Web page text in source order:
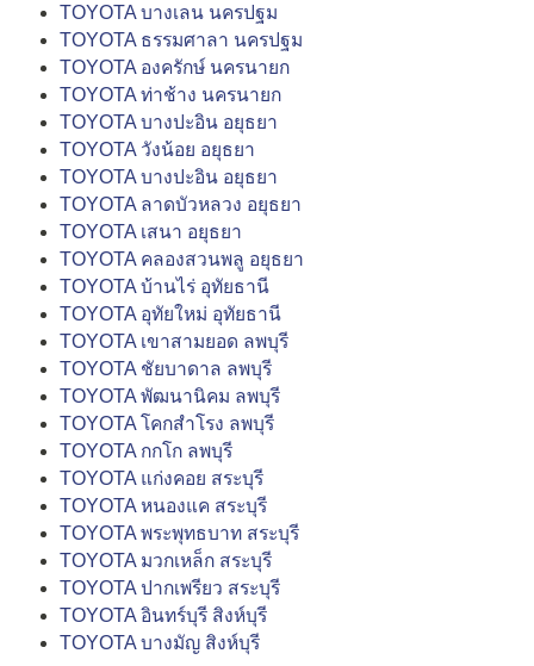
TOYOTA บางเลน นครปฐม
TOYOTA ธรรมศาลา นครปฐม
TOYOTA องครักษ์ นครนายก
TOYOTA ท่าช้าง นครนายก
TOYOTA บางปะอิน อยุธยา
TOYOTA วังน้อย อยุธยา
TOYOTA บางปะอิน อยุธยา
TOYOTA ลาดบัวหลวง อยุธยา
TOYOTA เสนา อยุธยา
TOYOTA คลองสวนพลู อยุธยา
TOYOTA บ้านไร่ อุทัยธานี
TOYOTA อุทัยใหม่ อุทัยธานี
TOYOTA เขาสามยอด ลพบุรี
TOYOTA ชัยบาดาล ลพบุรี
TOYOTA พัฒนานิคม ลพบุรี
TOYOTA โคกสำโรง ลพบุรี
TOYOTA กกโก ลพบุรี
TOYOTA แก่งคอย สระบุรี
TOYOTA หนองแค สระบุรี
TOYOTA พระพุทธบาท สระบุรี
TOYOTA มวกเหล็ก สระบุรี
TOYOTA ปากเพรียว สระบุรี
TOYOTA อินทร์บุรี สิงห์บุรี
TOYOTA บางมัญ สิงห์บุรี